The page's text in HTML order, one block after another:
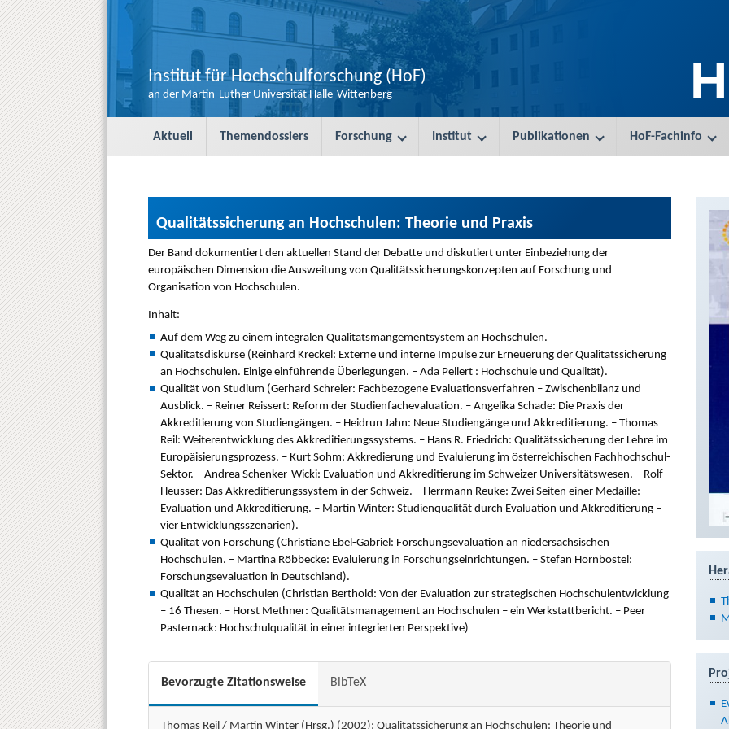
Institut für Hochschulforschung (HoF)
an der Martin-Luther Universität Halle-Wittenberg
Aktuell Themendossiers Forschung Institut Publikationen HoF-Fachinfo
Qualitätssicherung an Hochschulen: Theorie und Praxis
Der Band dokumentiert den aktuellen Stand der Debatte und diskutiert unter Einbeziehung der
europäischen Dimension die Ausweitung von Qualitätssicherungskonzepten auf Forschung und
Organisation von Hochschulen.
Inhalt:
Auf dem Weg zu einem integralen Qualitätsmangementsystem an Hochschulen.
Qualitätsdiskurse (Reinhard Kreckel: Externe und interne Impulse zur Erneuerung der Qualitätssicherung
an Hochschulen. Einige einführende Überlegungen. – Ada Pellert : Hochschule und Qualität).
Qualität von Studium (Gerhard Schreier: Fachbezogene Evaluationsverfahren – Zwischenbilanz und
Ausblick. – Reiner Reissert: Reform der Studienfachevaluation. – Angelika Schade: Die Praxis der
Akkreditierung von Studiengängen. – Heidrun Jahn: Neue Studiengänge und Akkreditierung. – Thomas
Reil: Weiterentwicklung des Akkreditierungssystems. – Hans R. Friedrich: Qualitätssicherung der Lehre im
Europäisierungsprozess. – Kurt Sohm: Akkredierung und Evaluierung im österreichischen Fachhochschul-
Sektor. – Andrea Schenker-Wicki: Evaluation und Akkreditierung im Schweizer Universitätswesen. – Rolf
Heusser: Das Akkreditierungssystem in der Schweiz. – Herrmann Reuke: Zwei Seiten einer Medaille:
Evaluation und Akkreditierung. – Martin Winter: Studienqualität durch Evaluation und Akkreditierung –
vier Entwicklungsszenarien).
Qualität von Forschung (Christiane Ebel-Gabriel: Forschungsevaluation an niedersächsischen
Hochschulen. – Martina Röbbecke: Evaluierung in Forschungseinrichtungen. – Stefan Hornbostel:
Forschungsevaluation in Deutschland).
Qualität an Hochschulen (Christian Berthold: Von der Evaluation zur strategischen Hochschulentwicklung
– 16 Thesen. – Horst Methner: Qualitätsmanagement an Hochschulen – ein Werkstattbericht. – Peer
Pasternack: Hochschulqualität in einer integrierten Perspektive)
Bevorzugte Zitationsweise BibTeX
Thomas Reil / Martin Winter (Hrsg.) (2002): Qualitätssicherung an Hochschulen: Theorie und